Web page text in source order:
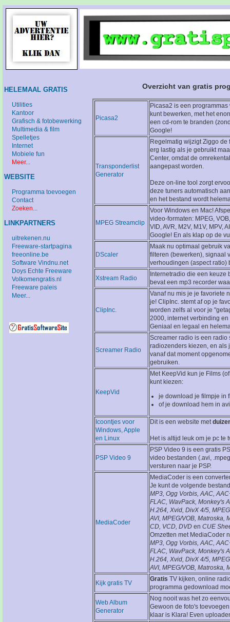
Overzicht van gratis
Picasa2
Picasa2 is een
kunt bewerken, met het
een cd-rom te branden
Google!
Transponderlist
Generator
Regelmatig wijzigt Ziggo
erg lastig als je gebruikt
Center, omdat de
aangepast worden.
Deze on-line tool zorgt
deze tuners automatisch
en het bestand wordt
MPEG Streamclip
Voor Windows en Mac!
video-formaten: MPEG,
VID, AVR, M2V, M1V, MPV,
Google! En als klap op de
DScaler
Maak nu optimaal gebruik
filteren (bewerken), signaal
verhoudingen (aspect ratio)
Xstream Radio
Internetradio die een
bevat een mp3 recorder
ClipInc.
Vanaf nu mis je je favoriete
je! ClipInc. stemt af op je
worden zelfs al voor je
2000, internet verbinding
Geniaal en legaal en
Screamer Radio
Screamer radio is een
radiozenders kiezen, en als
vanaf dat moment
gebruiken.
KeepVid
Met KeepVid kun je Films
kunt kiezen:
je download je filmpje in
of je download hem in
Icoontjes voor
Windows, Apple
en Linux
Dit is een website met
Het is altijd leuk om je pc te
PSP Video 9
PSP Video 9 is een gratis
video bestanden (.avi,
versturen naar je PSP.
MediaCoder
MediaCoder is een
Je kunt de volgende
MP3, Ogg Vorbis, AAC,
FLAC, WavPack, Monkey's
H.264, Xvid, DivX 4/5,
AVI, MPEG/VOB, Matroska,
CD, VCD, DVD en CUE
Omzetten met MediaCoder
MP3, Ogg Vorbis, AAC,
FLAC, WavPack, Monkey's
H.264, Xvid, DivX 4/5,
AVI, MPEG/VOB, Matroska,
Kijk gratis TV
Gratis TV kijken, online
programma gedownload
Web Album
Generator
Nog nooit was het zo
Gewoon de foto's
klaar is Klara! Even
HELEMAAL GRATIS
Utilities
Kantoor
Grafisch & fotobewerking
Multimedia & film
Spelletjes
Internet
Mobiele fun
Meer...
WEBSITE
Programma toevoegen
Contact
Zoeken...
LINKPARTNERS
uitrekenen.nu
Freeware-startpagina
freeonline.be
Software Vindnu.net
Doys Echte Freeware
Volkomengratis.nl
Freeware paleis
Meer...